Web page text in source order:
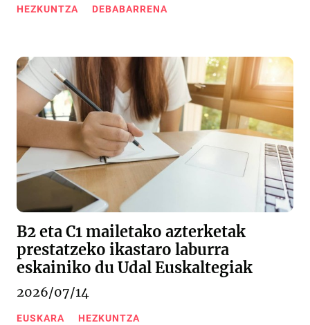
HEZKUNTZA DEBABARRENA
B2 eta C1 mailetako azterketak
prestatzeko ikastaro laburra
eskainiko du Udal Euskaltegiak
2026/07/14
EUSKARA HEZKUNTZA